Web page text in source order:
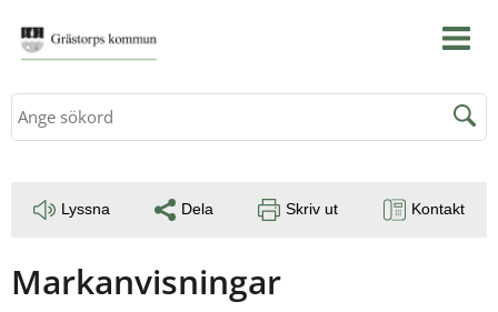
Sök
Lyssna Dela Skriv ut Kontakt
Markanvisningar